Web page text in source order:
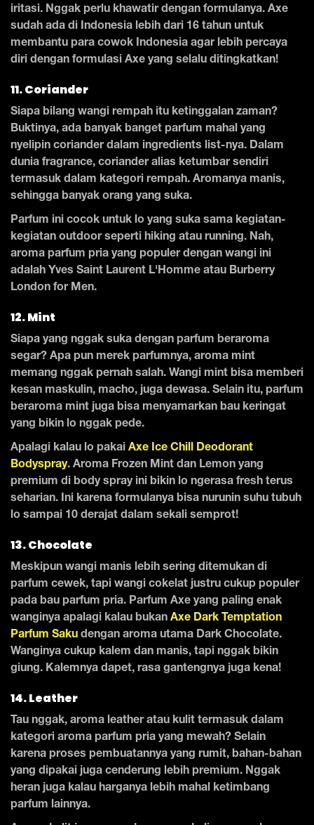
iritasi. Nggak perlu khawatir dengan formulanya. Axe
sudah ada di Indonesia lebih dari 16 tahun untuk
membantu para cowok Indonesia agar lebih percaya
diri dengan formulasi Axe yang selalu ditingkatkan!
11. Coriander
Siapa bilang wangi rempah itu ketinggalan zaman?
Buktinya, ada banyak banget parfum mahal yang
nyelipin coriander dalam ingredients list-nya. Dalam
dunia fragrance, coriander alias ketumbar sendiri
termasuk dalam kategori rempah. Aromanya manis,
sehingga banyak orang yang suka.
Parfum ini cocok untuk lo yang suka sama kegiatan-
kegiatan outdoor seperti hiking atau running. Nah,
aroma parfum pria yang populer dengan wangi ini
adalah Yves Saint Laurent L'Homme atau Burberry
London for Men.
12. Mint
Siapa yang nggak suka dengan parfum beraroma
segar? Apa pun merek parfumnya, aroma mint
memang nggak pernah salah. Wangi mint bisa memberi
kesan maskulin, macho, juga dewasa. Selain itu, parfum
beraroma mint juga bisa menyamarkan bau keringat
yang bikin lo nggak pede.
Apalagi kalau lo pakai Axe Ice Chill Deodorant
Bodyspray. Aroma Frozen Mint dan Lemon yang
premium di body spray ini bikin lo ngerasa fresh terus
seharian. Ini karena formulanya bisa nurunin suhu tubuh
lo sampai 10 derajat dalam sekali semprot!
13. Chocolate
Meskipun wangi manis lebih sering ditemukan di
parfum cewek, tapi wangi cokelat justru cukup populer
pada bau parfum pria. Parfum Axe yang paling enak
wanginya apalagi kalau bukan Axe Dark Temptation
Parfum Saku dengan aroma utama Dark Chocolate.
Wanginya cukup kalem dan manis, tapi nggak bikin
giung. Kalemnya dapet, rasa gantengnya juga kena!
14. Leather
Tau nggak, aroma leather atau kulit termasuk dalam
kategori aroma parfum pria yang mewah? Selain
karena proses pembuatannya yang rumit, bahan-bahan
yang dipakai juga cenderung lebih premium. Nggak
heran juga kalau harganya lebih mahal ketimbang
parfum lainnya.